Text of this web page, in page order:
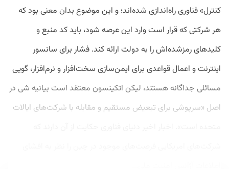
کنترل» فناوری راه‌اندازی شده‌اند؛ و این موضوع بدان معنی بود که
هر شرکتی که قرار است وارد این عرصه شود، باید کد منبع و
کلیدهای رمزشده‌اش را به دولت ارائه کند. فشار برای سانسور
اینترنت و اعمال قواعدی برای ایمن‌سازی سخت‌افزار و نرم‌افزار، گویی
مسائلی جداگانه هستند، لیکن اتکینسون معتقد است بیانیه شی در
اصل «سرپوشی برای تبعیض مستقیم و مقابله با شرکت‌های ایالات